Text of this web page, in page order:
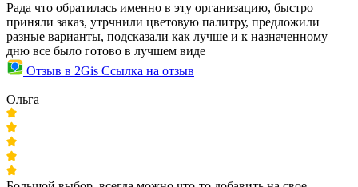
Рада что обратилась именно в эту организацию, быстро
приняли заказ, утрчнили цветовую палитру, предложили
разные варианты, подсказали как лучше и к назначенному
дню все было готово в лучшем виде
Отзыв в 2Gis Ссылка на отзыв
Ольга